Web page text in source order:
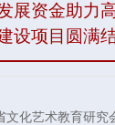
展资金助
设项目圆满
文化艺术教育研究